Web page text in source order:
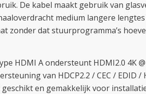
De kabel maakt gebruik van
medium langere
zonder dat stuurprogramma’s
HDMI A ondersteunt HDMI2.0 4K
van HDCP2.2 / CEC / EDID /
en gemakkelijk voor